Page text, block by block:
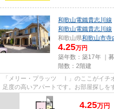
和歌山電鐵貴志川線
和歌山電鐵貴志川線
和歌山県和歌山市寺
4.25万円
築年数：築17年 ｜募
階数：2階建
「メリー・プラッツ Ⅰ」のここがイチ
足度の高いアパートです。お部屋探し
集めている和歌山市エリアや交...
4.25万円